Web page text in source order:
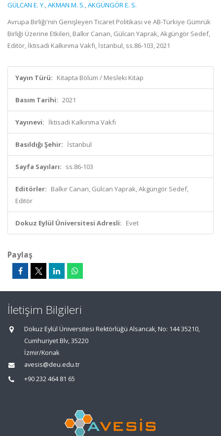
GÜLCAN E. Y.,AKMAN M. S.,AKGÜNGÖR E. S.
Avrupa Birliği'nin Genişleyen Ticaret Politikası ve AB-Türkiye Gümrük
Birliği Üzerine Etkileri, Balkır Canan, Gülcan Yaprak, Akgüngör Sedef,
Editör, İktisadi Kalkınma Vakfı, İstanbul, ss.86-103, 2021
Yayın Türü: Kitapta Bölüm / Mesleki Kitap
Basım Tarihi: 2021
Yayınevi: İktisadi Kalkınma Vakfı
Basıldığı Şehir: İstanbul
Sayfa Sayıları: ss.86-103
Editörler: Balkır Canan, Gülcan Yaprak, Akgüngör Sedef,
Editör
Dokuz Eylül Üniversitesi Adresli: Evet
Paylaş
İletişim Bilgileri
Dokuz Eylül Üniversitesi Rektörlüğü Alsancak, No: 144 35210,
Cumhuriyet Blv, 35220
İzmir/Konak
avesis@deu.edu.tr
+90 232 464 81 65